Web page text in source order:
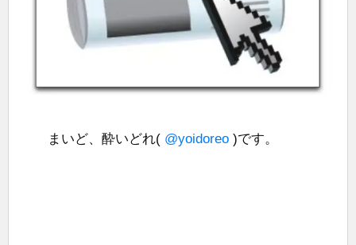
まいど、酔いどれ( @yoidoreo )です。